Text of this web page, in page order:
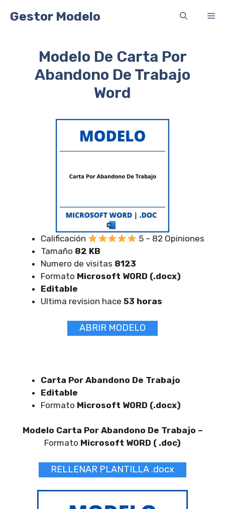
Gestor Modelo
Modelo De Carta Por
Abandono De Trabajo
Word
Calificación
5 – 82 Opiniones
Tamaño 82 KB
Numero de visitas 8123
Formato Microsoft WORD (.docx)
Editable
Ultima revision hace 53 horas
ABRIR MODELO
Carta Por Abandono De Trabajo
Editable
Formato Microsoft WORD (.docx)
Modelo Carta Por Abandono De Trabajo –
Formato Microsoft WORD ( .doc)
RELLENAR PLANTILLA .docx